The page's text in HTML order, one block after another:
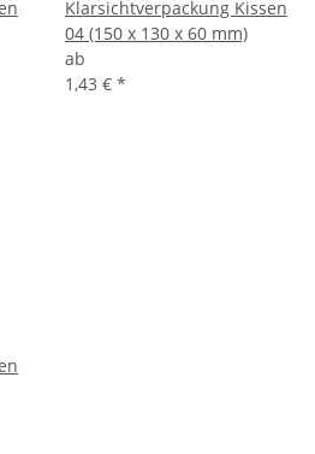
Klarsichtverpackung Kissen
04 (150 x 130 x 60 mm)
ab
1,43 € *